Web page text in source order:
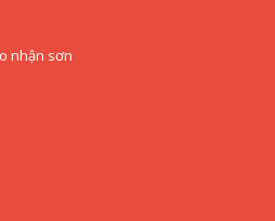
nhận sơn